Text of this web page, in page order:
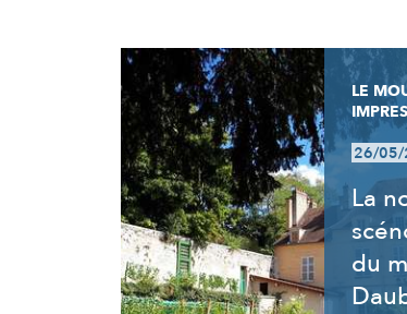
RÉSULTATS
LE
26/
La
du